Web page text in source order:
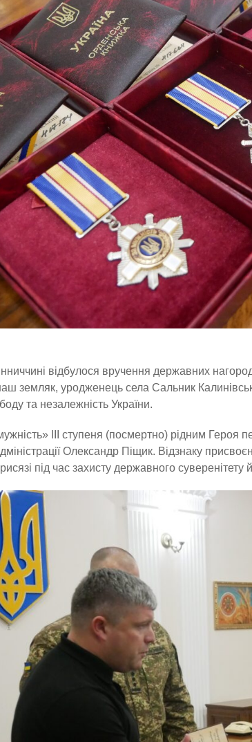
відбулося вручення державних
земляк, уродженець села Сальник
та незалежність України.
ІІІ ступеня (посмертно) рідним Героя
Олександр Піщик. Відзнаку
під час захисту державного суверенітету